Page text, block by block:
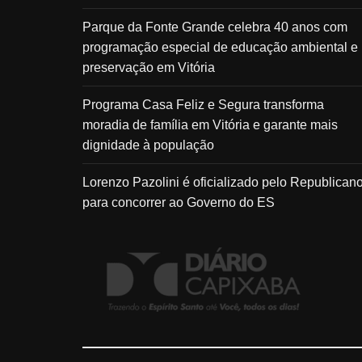
Parque da Fonte Grande celebra 40 anos com
programação especial de educação ambiental e
preservação em Vitória
Programa Casa Feliz e Segura transforma
moradia de família em Vitória e garante mais
dignidade à população
Lorenzo Pazolini é oficializado pelo
para concorrer ao Governo do ES